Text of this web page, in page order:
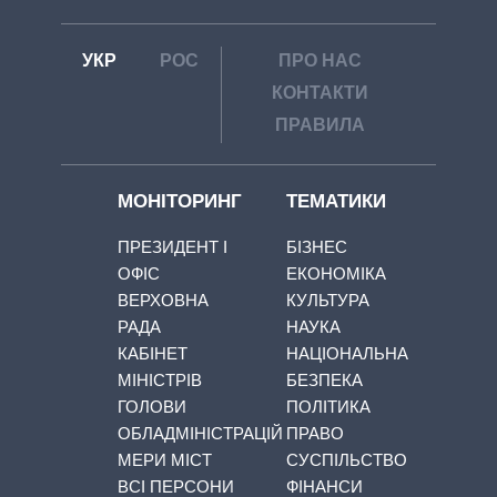
УКР РОС
ПРО НАС
КОНТАКТИ
ПРАВИЛА
МОНІТОРИНГ
ПРЕЗИДЕНТ І
ОФІС
ВЕРХОВНА
РАДА
КАБІНЕТ
МІНІСТРІВ
ГОЛОВИ
ОБЛАДМІНІСТРАЦІЙ
МЕРИ МІСТ
ВСІ ПЕРСОНИ
ТЕМАТИКИ
БІЗНЕС
ЕКОНОМІКА
КУЛЬТУРА
НАУКА
НАЦІОНАЛЬНА
БЕЗПЕКА
ПОЛІТИКА
ПРАВО
СУСПІЛЬСТВО
ФІНАНСИ